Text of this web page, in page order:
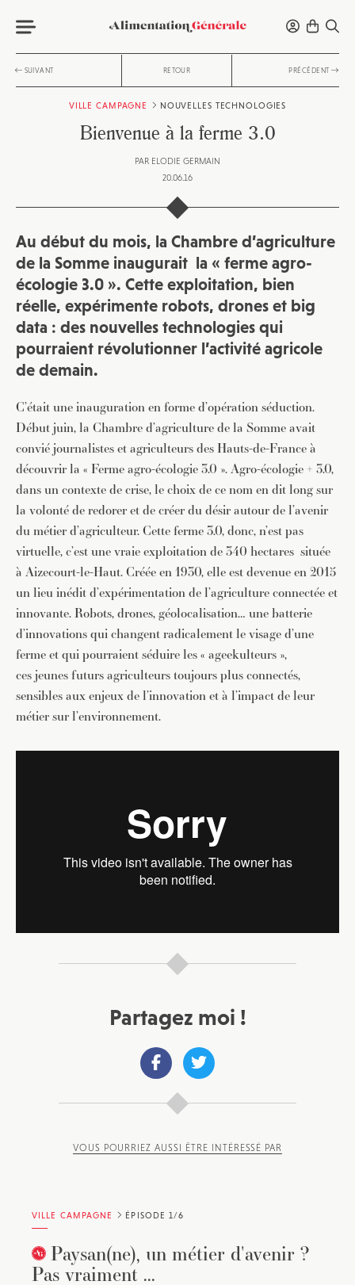
SUIVANT RETOUR PRÉCÉDENT
VILLE CAMPAGNE NOUVELLES TECHNOLOGIES
Bienvenue à la ferme 3.0
PAR ELODIE GERMAIN
20.06.16
Au début du mois, la Chambre d’agriculture
de la Somme inaugurait la « ferme agro-
écologie 3.0 ». Cette exploitation, bien
réelle, expérimente robots, drones et big
data : des nouvelles technologies qui
pourraient révolutionner l’activité agricole
de demain.
C’était une inauguration en forme d’opération séduction.
Début juin, la Chambre d’agriculture de la Somme avait
convié journalistes et agriculteurs des Hauts-de-France à
découvrir la « Ferme agro-écologie 3.0 ». Agro-écologie + 3.0,
dans un contexte de crise, le choix de ce nom en dit long sur
la volonté de redorer et de créer du désir autour de l’avenir
du métier d’agriculteur. Cette ferme 3.0, donc, n’est pas
virtuelle, c’est une vraie exploitation de 340 hectares située
à Aizecourt-le-Haut. Créée en 1930, elle est devenue en 2015
un lieu inédit d’expérimentation de l’agriculture connectée et
innovante. Robots, drones, géolocalisation… une batterie
d’innovations qui changent radicalement le visage d’une
ferme et qui pourraient séduire les « ageekulteurs »,
ces jeunes futurs agriculteurs toujours plus connectés,
sensibles aux enjeux de l’innovation et à l’impact de leur
métier sur l’environnement.
Partagez moi !
VOUS POURRIEZ AUSSI ÊTRE INTÉRESSÉ PAR
VILLE CAMPAGNE ÉPISODE 1/6
Paysan(ne), un métier d'avenir ?
Pas vraiment ...